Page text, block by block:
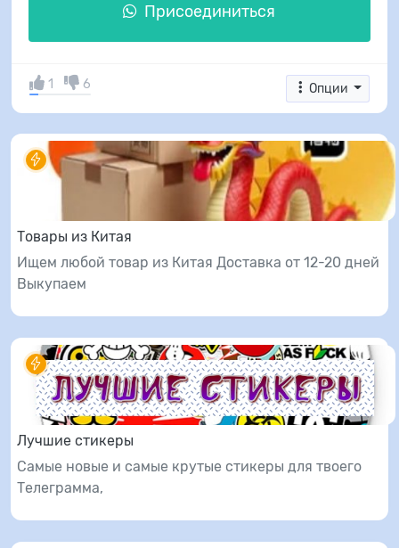
Присоединиться
Опции
1 6
Товары из Китая
Ищем любой товар из Китая Доставка от 12-20 дней
Выкупаем
Лучшие стикеры
Самые новые и самые крутые стикеры для твоего
Телеграмма,